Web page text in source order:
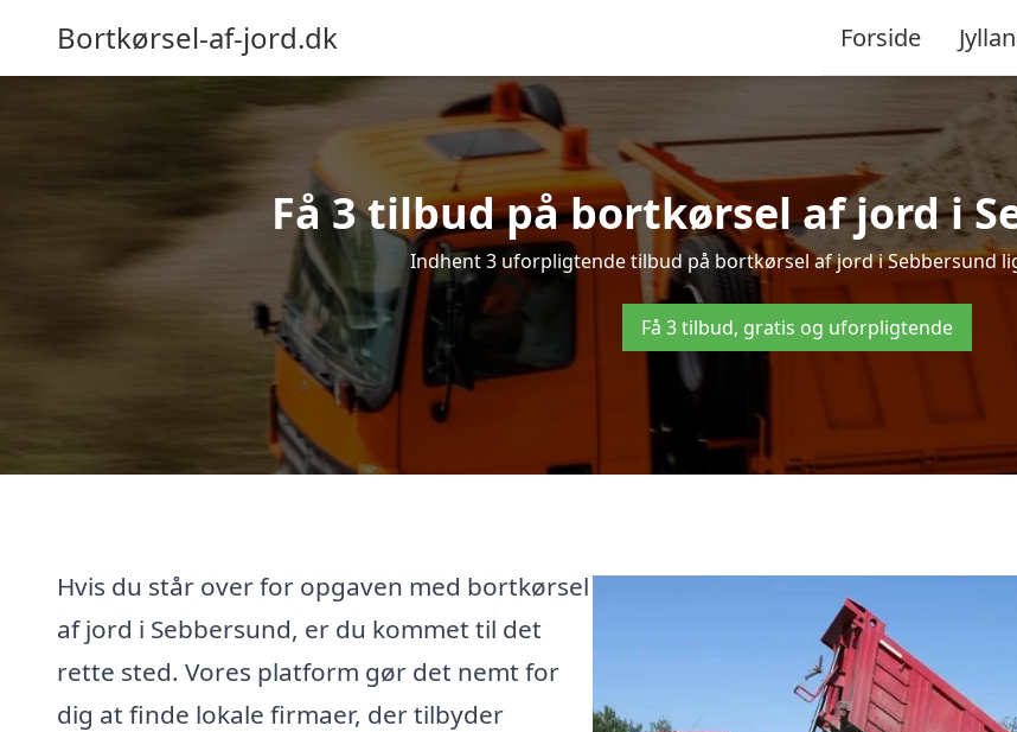
Bortkørsel-af-jord.dk Forside
Få 3 tilbud på bortkørsel af jord i
Indhent 3 uforpligtende tilbud på bortkørsel af jord i Sebbersund
Få 3 tilbud, gratis og uforpligtende
Hvis du står over for opgaven med bortkørsel
af jord i Sebbersund, er du kommet til det
rette sted. Vores platform gør det nemt for
dig at finde lokale firmaer, der tilbyder